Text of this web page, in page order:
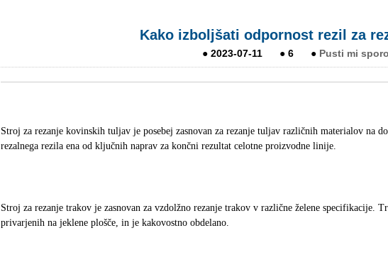
Kako izboljšati odpornost rezil za
● 2023-07-11 ● 6 ● Pusti mi
Stroj za rezanje kovinskih tuljav je posebej zasnovan za rezanje tuljav različnih materialov na
rezalnega rezila ena od ključnih naprav za končni rezultat celotne proizvodne linije.
Stroj za rezanje trakov je zasnovan za vzdolžno rezanje trakov v različne želene specifikacije.
privarjenih na jeklene plošče, in je kakovostno obdelano.